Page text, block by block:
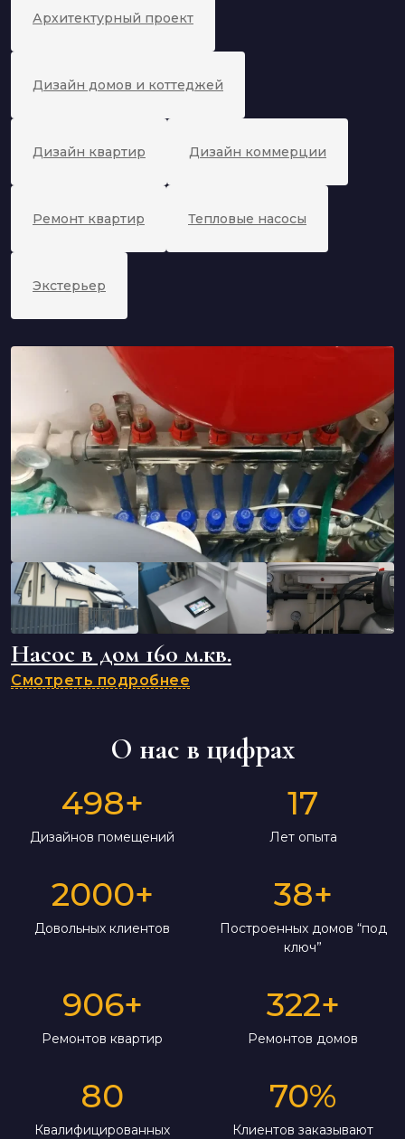
Архитектурный проект
Дизайн домов и коттеджей
Дизайн квартир Дизайн коммерции
Ремонт квартир Тепловые насосы
Экстерьер
Насос в дом 160 м.кв.
Смотреть подробнее
О нас в цифрах
498+
Дизайнов помещений
17
Лет опыта
2000+
Довольных клиентов
38+
Построенных домов “под
ключ”
906+
Ремонтов квартир
322+
Ремонтов домов
80
Квалифицированных
70%
Клиентов заказывают